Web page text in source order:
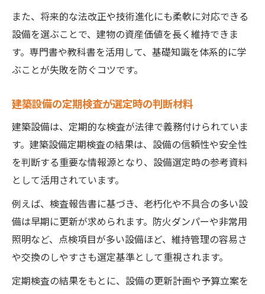
また、将来的な法改正や技術進化にも柔軟に対応できる
設備を選ぶことで、建物の資産価値を長く維持できま
す。専門書や教科書を活用して、基礎知識を体系的に学
ぶことが失敗を防ぐコツです。
建築設備の定期検査が選定時の判断材料
建築設備は、定期的な検査が法律で義務付けられていま
す。建築設備定期検査の結果は、設備の信頼性や安全性
を判断する重要な情報源となり、設備選定時の参考資料
として活用されています。
例えば、検査報告書に基づき、老朽化や不具合の多い設
備は早期に更新が求められます。防火ダンパーや非常用
照明など、点検項目が多い設備ほど、維持管理の容易さ
や交換のしやすさも選定基準として重視されます。
定期検査の結果をもとに、設備の更新計画や予算立案を